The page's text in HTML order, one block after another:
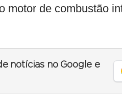
motor de combustão
notícias no Google e